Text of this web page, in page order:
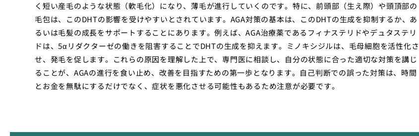
く短い産毛のような状態（軟毛化）になり、薄毛が進行していくのです。特に、前頭部（生え際）や頭頂部の
毛包は、このDHTの影響を受けやすいとされています。AGA対策の基本は、このDHTの生成を抑制するか、あ
るいは毛髪の成長をサポートすることにあります。例えば、AGA治療薬であるフィナステリドやデュタステリ
ドは、5αリダクターゼの働きを阻害することでDHTの生成を抑えます。ミノキシジルは、毛母細胞を活性化さ
せ、発毛を促します。これらの原因を理解した上で、専門医に相談し、自分の状態に合った適切な対策を講じ
ることが、AGAの進行を食い止め、改善を目指すための第一歩となります。自己判断での誤った対策は、時間
とお金を無駄にするだけでなく、症状を悪化させる可能性もあるため注意が必要です。